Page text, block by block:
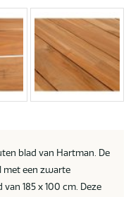
blad van Hartman. De
met een zwarte
185 x 100 cm. Deze